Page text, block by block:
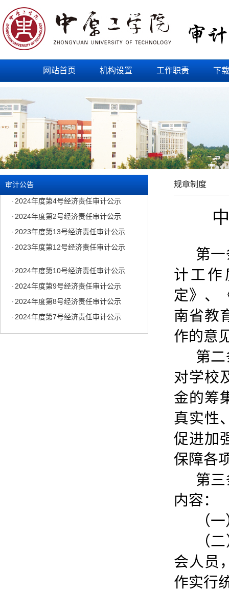
网站首页 机构设置 工作职责 下
审计公告
2024年度第9号经济责任审计公示
2024年度第8号经济责任审计公示
2024年度第7号经济责任审计公示
·2024年度第6号经济责任审计公示
·2024年度第5号经济责任审计公示
·2024年度第4号经济责任审计公示
· 2024年度第2号经济责任审计公示
· 2023年度第13号经济责任审计公示
· 2023年度第12号经济责任审计公示
· 2024年度第9号经济责任审计公示
· 2024年度第8号经济责任审计公示
· 2024年度第7号经济责任审计公示
· 2024年度第6号经济责任审计公示
规章制度
第
计工作
定》、
南省教
作的意
第
对学校
金的筹
真实性
促进加
保障各
第
内容：
（
（
会人员
作实行